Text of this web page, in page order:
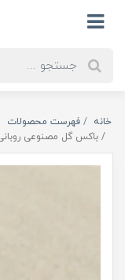
خانه
فهرست محصولات
باکس گل مصنوعی روبانی 16 شاخه رز (کد کالا :